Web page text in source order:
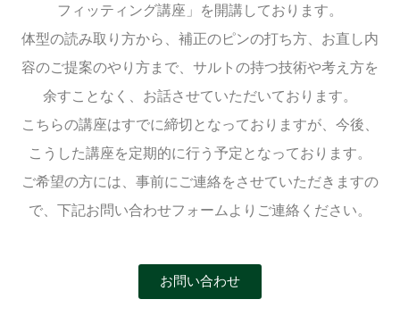
フィッティング講座」を開講しております。
体型の読み取り方から、補正のピンの打ち方、お直し内
容のご提案のやり方まで、サルトの持つ技術や考え方を
余すことなく、お話させていただいております。
こちらの講座はすでに締切となっておりますが、今後、
こうした講座を定期的に行う予定となっております。
ご希望の方には、事前にご連絡をさせていただきますの
で、下記お問い合わせフォームよりご連絡ください。
お問い合わせ